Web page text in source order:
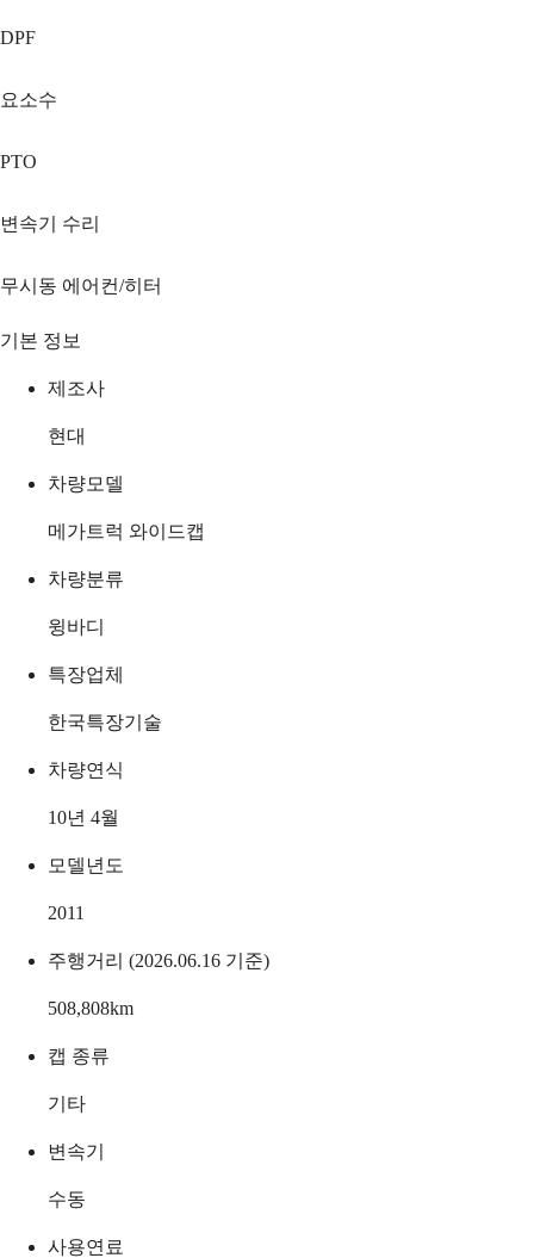
DPF
요소수
PTO
변속기 수리
무시동 에어컨/히터
기본 정보
제조사
현대
차량모델
메가트럭 와이드캡
차량분류
윙바디
특장업체
한국특장기술
차량연식
10년 4월
모델년도
2011
주행거리 (2026.06.16 기준)
508,808km
캡 종류
기타
변속기
수동
사용연료